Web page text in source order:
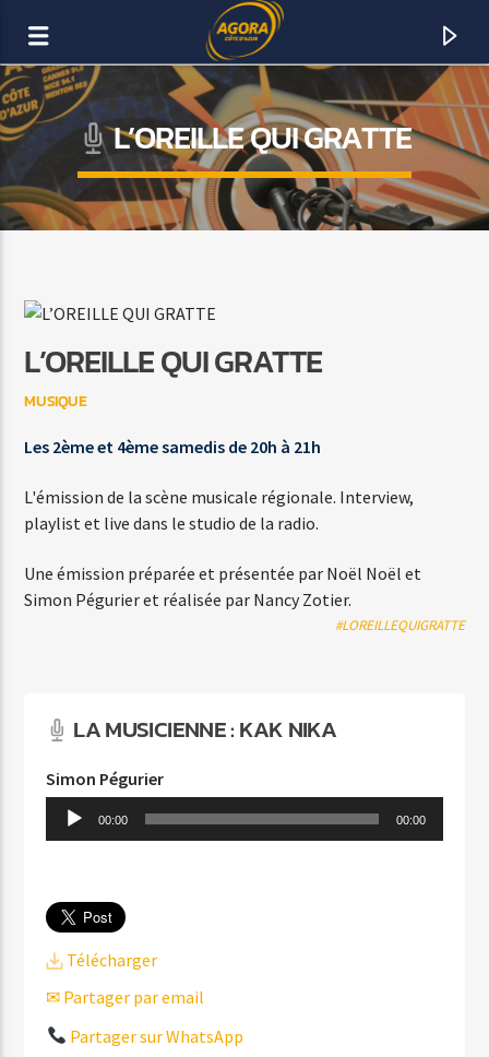
AGORA CÔTE D’AZUR
DAB+
ACTUELLEMENT SUR AGORA FM
MANHATTAN-KABOUL
Agora Côte d’Azur
Agora Menton/Monaco
L’OREILLE QUI GRATTE
L’OREILLE QUI GRATTE
MUSIQUE
Les 2ème et 4ème samedis de 20h à 21h
L'émission de la scène musicale régionale. Interview,
playlist et live dans le studio de la radio.
Une émission préparée et présentée par Noël Noël et
Simon Pégurier et réalisée par Nancy Zotier.
#LOREILLEQUIGRATTE
LA MUSICIENNE : KAK NIKA
Simon Pégurier
Lecteur 00:00 00:00
Télécharger
✉ Partager par email
Partager sur WhatsApp